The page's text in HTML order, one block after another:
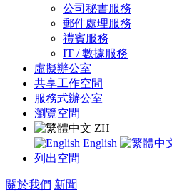
公司秘書服務
郵件處理服務
禮賓服務
IT / 數據服務
虛擬辦公室
共享工作空間
服務式辦公室
瀏覽空間
ZH
English
列出空間
關於我們 新聞